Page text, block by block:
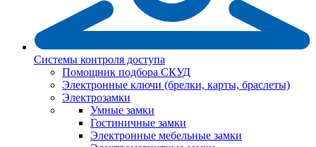
Системы контроля доступа
Помощник подбора СКУД
Электронные ключи (брелки, карты, браслеты)
Электрозамки
Умные замки
Гостиничные замки
Электронные мебельные замки